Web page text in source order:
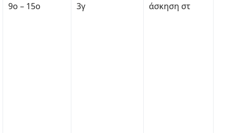
9ο – 15ο
3γ
άσκηση στ